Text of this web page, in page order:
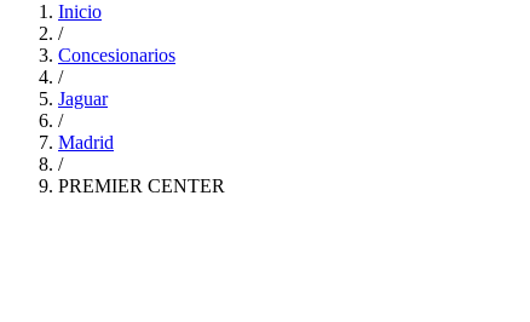
Inicio
/
Concesionarios
/
Jaguar
/
Madrid
/
PREMIER CENTER